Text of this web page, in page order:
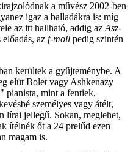
a művész 2002-ben
igaz a balladákra is: míg
az itt hallható, addig azAsz-
az f-moll pedig szintén
kerültek a gyűjteménybe. A
elüt Bolet vagy Ashkenazy
pianista, mint a fentiek,
személyes vagy átélt,
lírai jellegű. Sokan, meglehet,
ítélnék őt a 24 prelűd ezen
magam is.